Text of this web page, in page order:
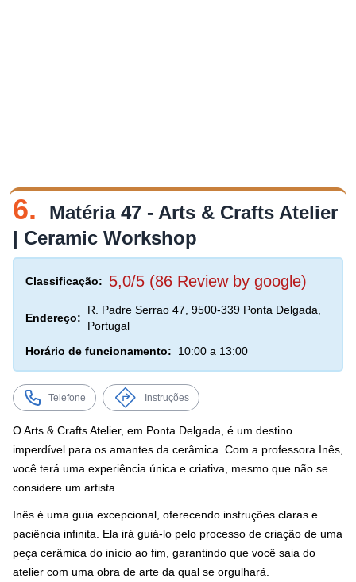
6.
Matéria 47 - Arts & Crafts Atelier
| Ceramic Workshop
Classificação: 5,0/5 (86 Review by google)
Endereço:
R. Padre Serrao 47, 9500-339 Ponta Delgada,
Portugal
Horário de funcionamento:
10:00 a 13:00
Telefone Instruções
O Arts & Crafts Atelier, em Ponta Delgada, é um destino
imperdível para os amantes da cerâmica. Com a professora Inês,
você terá uma experiência única e criativa, mesmo que não se
considere um artista.
Inês é uma guia excepcional, oferecendo instruções claras e
paciência infinita. Ela irá guiá-lo pelo processo de criação de uma
peça cerâmica do início ao fim, garantindo que você saia do
atelier com uma obra de arte da qual se orgulhará.